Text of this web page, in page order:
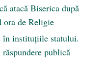
atacă Biserica după
ora de Religie
în instituțiile statului.
publică